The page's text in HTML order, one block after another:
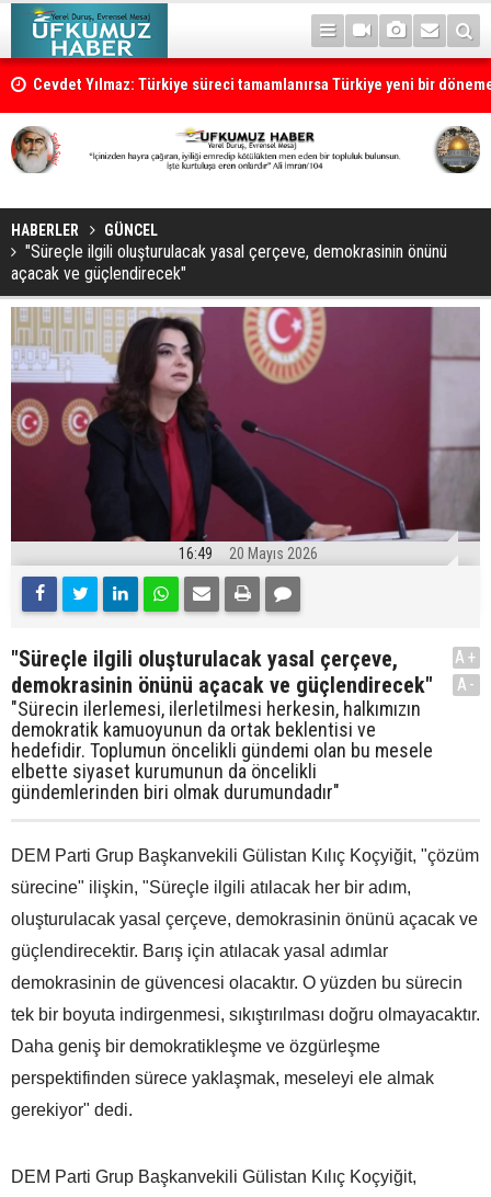
Cevdet Yılmaz: Türkiye süreci tamamlanırsa Türkiye yeni bir
HABERLER GÜNCEL
"Süreçle ilgili oluşturulacak yasal çerçeve, demokrasinin önünü
açacak ve güçlendirecek"
16:49 20 Mayıs 2026
"Süreçle ilgili oluşturulacak yasal çerçeve,
demokrasinin önünü açacak ve güçlendirecek"
"Sürecin ilerlemesi, ilerletilmesi herkesin, halkımızın
demokratik kamuoyunun da ortak beklentisi ve
hedefidir. Toplumun öncelikli gündemi olan bu mesele
elbette siyaset kurumunun da öncelikli
gündemlerinden biri olmak durumundadır"
A+
A-
DEM Parti Grup Başkanvekili Gülistan Kılıç Koçyiğit, "çözüm
sürecine" ilişkin, "Süreçle ilgili atılacak her bir adım,
oluşturulacak yasal çerçeve, demokrasinin önünü açacak ve
güçlendirecektir. Barış için atılacak yasal adımlar
demokrasinin de güvencesi olacaktır. O yüzden bu sürecin
tek bir boyuta indirgenmesi, sıkıştırılması doğru olmayacaktır.
Daha geniş bir demokratikleşme ve özgürleşme
perspektifinden sürece yaklaşmak, meseleyi ele almak
gerekiyor" dedi.
DEM Parti Grup Başkanvekili Gülistan Kılıç Koçyiğit,